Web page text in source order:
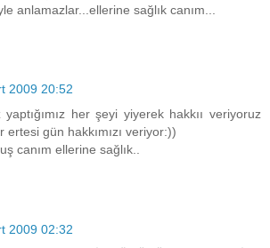
anlamazlar...ellerine sağlık canım...
2009 20:52
her şeyi yiyerek hakkıı veriyoruz
ertesi gün hakkımızı veriyor:))
canım ellerine sağlık..
2009 02:32